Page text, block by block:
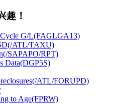
趣！
Cycle G/L(FAGLGA13)
ATL/TAXU)
SAPAPO/RPT)
Data(DGP5S)
ATL/FORUPD)
to Age(FPRW)